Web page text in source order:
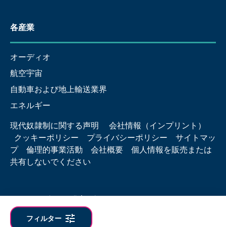
フィルター tune
各産業
オーディオ
航空宇宙
自動車および地上輸送業界
エネルギー
現代奴隷制に関する声明
会社情報（インプリント）
クッキーポリシー
プライバシーポリシー
サイトマッ
プ
倫理的事業活動 会社概要
個人情報を販売または
共有しないでください
© 2026 Hottinger Brüel & Kjær